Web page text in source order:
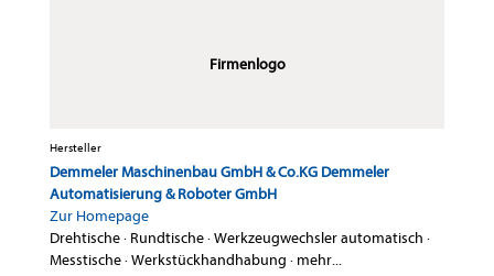
Firmenlogo
Hersteller
Demmeler Maschinenbau GmbH & Co.KG Demmeler
Automatisierung & Roboter GmbH
Zur Homepage
Drehtische· Rundtische·Werkzeugwechsler automatisch ·
Messtische·Werkstückhandhabung · mehr...